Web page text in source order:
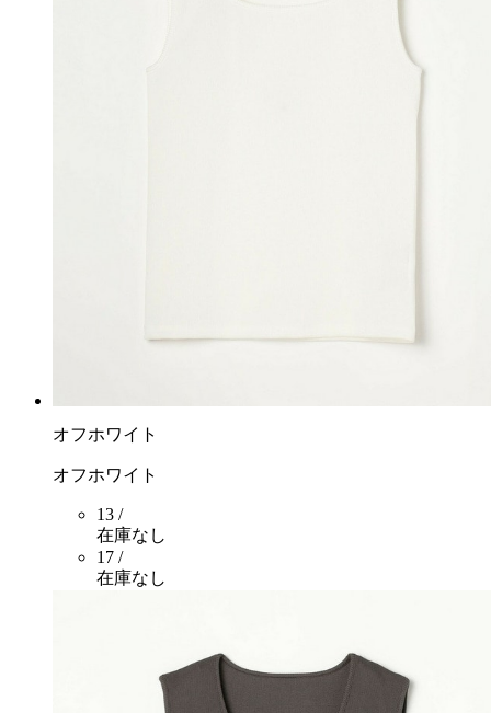
オフホワイト
オフホワイト
13 /
在庫なし
17 /
在庫なし